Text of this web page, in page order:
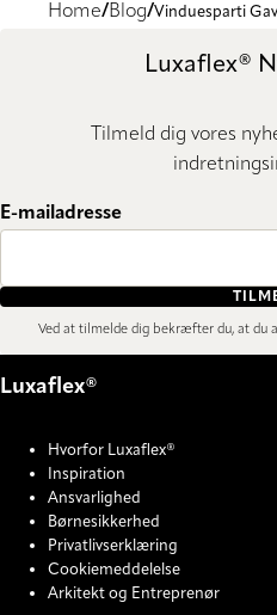
Home Blog Vinduesparti
Luxaflex®
Tilmeld dig vores
E-mailadresse
Ved at tilmelde dig bekræfter du, at du
Luxaflex®
Hvorfor Luxaflex®
Inspiration
Ansvarlighed
Børnesikkerhed
Privatlivserklæring
Cookiemeddelelse
Arkitekt og Entreprenør